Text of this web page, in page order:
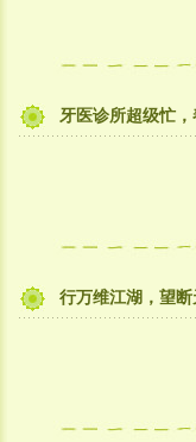
牙医诊所超级忙
行万维江湖，望